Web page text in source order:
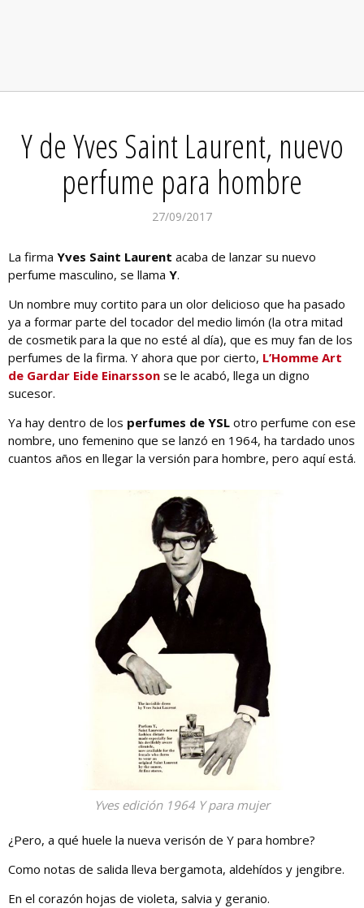
Y de Yves Saint Laurent, nuevo
perfume para hombre
27/09/2017
La firma Yves Saint Laurent acaba de lanzar su nuevo
perfume masculino, se llama Y.
Un nombre muy cortito para un olor delicioso que ha pasado
ya a formar parte del tocador del medio limón (la otra mitad
de cosmetik para la que no esté al día), que es muy fan de los
perfumes de la firma. Y ahora que por cierto, L’Homme Art
de Gardar Eide Einarsson se le acabó, llega un digno
sucesor.
Ya hay dentro de los perfumes de YSL otro perfume con ese
nombre, uno femenino que se lanzó en 1964, ha tardado unos
cuantos años en llegar la versión para hombre, pero aquí está.
Yves edición 1964 Y para mujer
¿Pero, a qué huele la nueva verisón de Y para hombre?
Como notas de salida lleva bergamota, aldehídos y jengibre.
En el corazón hojas de violeta, salvia y geranio.